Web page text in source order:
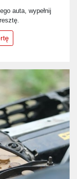
auta, wypełnij